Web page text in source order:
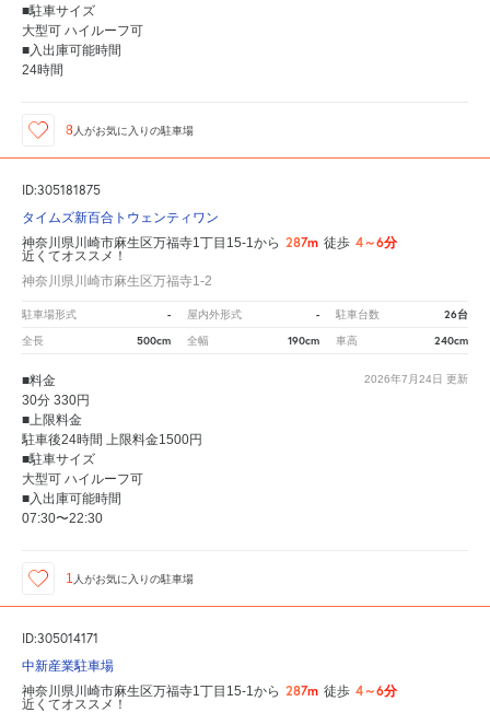
■駐車サイズ
大型可 ハイルーフ可
■入出庫可能時間
24時間
8 人がお気に入りの駐車場
ID:305181875
タイムズ新百合トウェンティワン
神奈川県川崎市麻生区万福寺1丁目15-1から 287m 徒歩 4～6分
近くてオススメ！
神奈川県川崎市麻生区万福寺1-2
駐車場形式 - 屋内外形式 - 駐車台数 26台
全長 500cm 全幅 190cm 車高 240cm
2026年7月24日 更新
■料金
30分 330円
■上限料金
駐車後24時間 上限料金1500円
■駐車サイズ
大型可 ハイルーフ可
■入出庫可能時間
07:30〜22:30
1 人がお気に入りの駐車場
ID:305014171
中新産業駐車場
神奈川県川崎市麻生区万福寺1丁目15-1から 287m 徒歩 4～6分
近くてオススメ！